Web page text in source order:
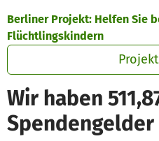
Berliner Projekt: Helfen Sie
Flüchtlingskindern
Wir haben